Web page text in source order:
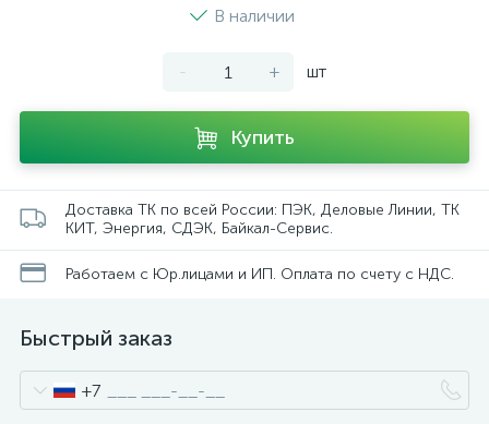
В наличии
- + шт
Купить
Доставка ТК по всей России: ПЭК, Деловые Линии, ТК
КИТ, Энергия, СДЭК, Байкал-Сервис.
Работаем с Юр.лицами и ИП. Оплата по счету с НДС.
Быстрый заказ
+7